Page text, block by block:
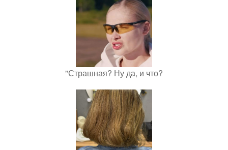
"Страшная? Ну да, и что?